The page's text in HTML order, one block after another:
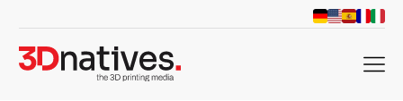
menu